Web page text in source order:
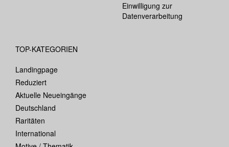
Einwilligung zur
Datenverarbeitung
TOP-KATEGORIEN
Landingpage
Reduziert
Aktuelle Neueingänge
Deutschland
Raritäten
International